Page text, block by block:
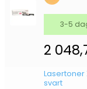
2
3-5
Lasertoner
svart